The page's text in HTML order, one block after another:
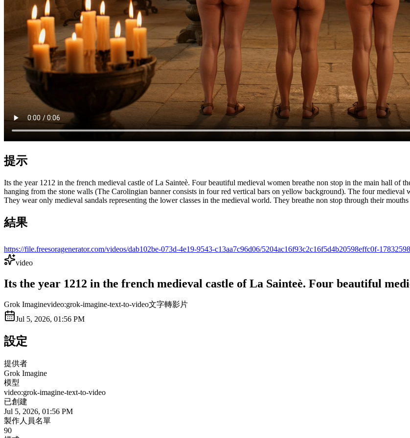
提示
Its the year 1212 in the french medieval castle of La Sainteè. Four beautiful medieval women breathe non stop in the main hall of
hanging from the stone walls (The Carolingian banner consists in four red vertical bars on yellow background). The four
They wear only medieval sandals representing the lower classes in the medieval world. They breathe non stop through their
結果
https://file.freesoragenerator.com/videos/dab102be-073d-4e19-9543-c13aa7c96d06/5204ac16f93c2c16f5d4b20598effc0f-
video
Its the year 1212 in the french medieval castle of La Sainteè. Four beautiful
Grok Imaginevideo:grok-imagine-text-to-video文字轉影片
Jul 5, 2026, 01:56 PM
設定
提供者
Grok Imagine
模型
video:grok-imagine-text-to-video
已創建
Jul 5, 2026, 01:56 PM
製作人員名單
90